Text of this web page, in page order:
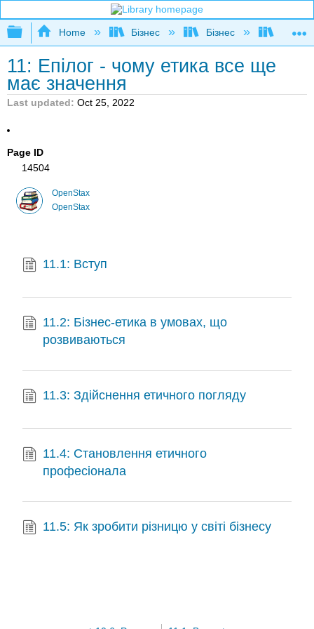
Expand/collapse global hierarchy
Home Бізнес Бізнес
11: Епілог - чому етика все ще
має значення
Last updated Oct 25, 2022
Page ID
14504
OpenStax
OpenStax
11.1: Вступ
11.2: Бізнес-етика в умовах, що
розвиваються
11.3: Здійснення етичного погляду
11.4: Становлення етичного
професіонала
11.5: Як зробити різницю у світі бізнесу